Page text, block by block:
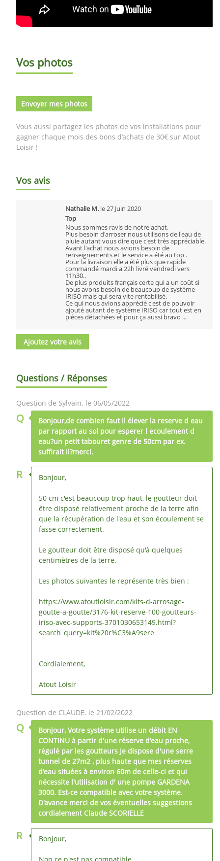
Vos photos
Envoyer mes photos
Vous aussi partagez les photos de vos installations pour
gagner chaque mois des bons d’achats de 30€ sur Atout
Loisir !
Vos avis
Nathalie M. le27 Juin 2020
Top
Nous sommes ravis de notre achat.
Plus besoin d'arroser nous utilisons de l'eau de
pluie autant vous dire que c'est très appréciable.
Avant l'achat nous avions besoin de
renseignements et le service a été au top .
Pour la livraison elle a été plus que rapide
commandé mardi a 22h livré vendredi vers
11h30..
De plus produits français certe qui a un coût si
nous avons besoin de beaucoup de système
IRISO mais qui sera vite rentabilisé.
Ce qui nous avions apprécié c'est de pouvoir
ajouté autant de système IRISO car tout est en
pièces détachées et pour ça aussi bravo ...
Ajoutez votre avis
Questions / Réponses
Question de Sylvain. le 06/05/2022
Q
Bonjour,de combien faut il élever la reserve d eau
par rapport au sol pour esperer l ecoulement d
eau?un petit tabouret genre de 50cm par ex.
suffirait il?merci.
R Bonjour,
50 cm c'est beaucoup trop haut, le goutteur doit
être disposé relativement proche de la terre afin
que la récupération de l'eau et son écoulement se
fasse correctement.
Le goutteur doit être disposé qu'à quelques
centimètres de la terre.
Les photos suivantes le représente très bien :
https://www.atoutloisir.com/kits-d-arrosage-
goutte-a-goutte/3176-kit-reserve-100-goutteurs-
iriso-avec-supports-3701030653149.html?
search_query=kit%20r%C3%A9sere
Cordialement,
Atout Loisir
Question de CLAUDE. le 21/02/2022
Q
Bonjour, Votre système utilise un débit EN
CONTINU à partir d'une réserve d'eau proche,
régulé par les goutteurs Je dispose d'une serre
tunnel de 27m2 , plus haute que mes réserves
d'eau situées à environ 60m de celle-ci et qui
nécessite l'utilisation d' une pompe GARDENA
3000. Est-ce compatible avec votre système.
D'avance merci de vos éventuelles suggestions
cordialement Claude SCORIELLE
R Bonjour,